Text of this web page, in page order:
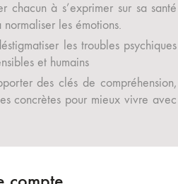
chacun à s’exprimer sur sa santé
les émotions.
les troubles psychiques
et humains
des clés de compréhension,
concrètes pour mieux vivre avec